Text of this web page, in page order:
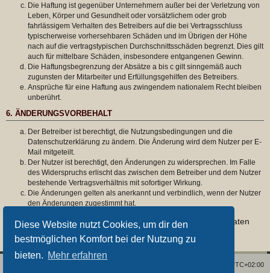
Diese Website nutzt Cookies, um dir den
bestmöglichen Komfort bei der Nutzung zu
bieten. Mehr erfahren
Die Haftung ist gegenüber Unternehmern außer bei der Verletzung von
Leben, Körper und Gesundheit oder vorsätzlichem oder grob
fahrlässigem Verhalten des Betreibers auf die bei Vertragsschluss
typischerweise vorhersehbaren Schäden und im Übrigen der Höhe
nach auf die vertragstypischen Durchschnittsschäden begrenzt. Dies gilt
auch für mittelbare Schäden, insbesondere entgangenen Gewinn.
Die Haftungsbegrenzung der Absätze a bis c gilt sinngemäß auch
zugunsten der Mitarbeiter und Erfüllungsgehilfen des Betreibers.
Ansprüche für eine Haftung aus zwingendem nationalem Recht bleiben
unberührt.
6. ÄNDERUNGSVORBEHALT
Der Betreiber ist berechtigt, die Nutzungsbedingungen und die
Datenschutzerklärung zu ändern. Die Änderung wird dem Nutzer per E-
Mail mitgeteilt.
Der Nutzer ist berechtigt, den Änderungen zu widersprechen. Im Falle
des Widerspruchs erlischt das zwischen dem Betreiber und dem Nutzer
bestehende Vertragsverhältnis mit sofortiger Wirkung.
Die Änderungen gelten als anerkannt und verbindlich, wenn der Nutzer
den Änderungen zugestimmt hat.
Informationen über den Umgang mit deinen persönlichen Daten
sind in der Datenschutzerklärung enthalten.
UTC+02:00